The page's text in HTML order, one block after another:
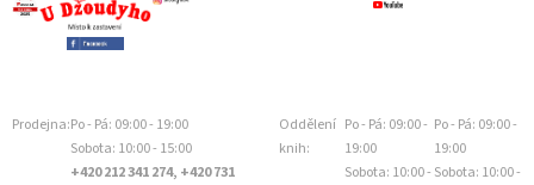
Prodejna:Po - Pá: 09:00 - 19:00
Sobota: 10:00 - 15:00
+420 212 341 274, +420 731
Oddělení
knih:
Po - Pá: 09:00 -
19:00
Sobota: 10:00 -
Po - Pá: 09:00 -
19:00
Sobota: 10:00 -